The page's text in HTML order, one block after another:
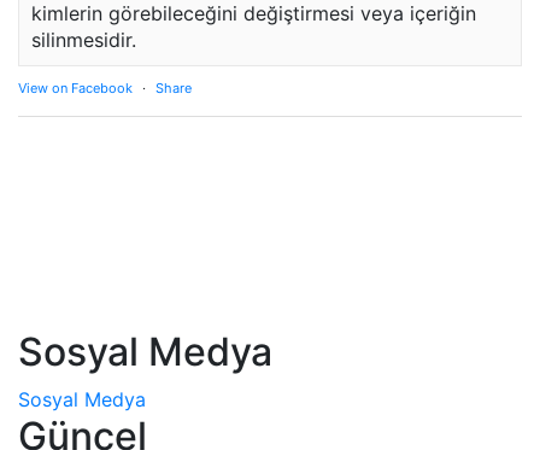
kimlerin görebileceğini değiştirmesi veya içeriğin
silinmesidir.
View on Facebook · Share
Sosyal Medya
Sosyal Medya
Güncel